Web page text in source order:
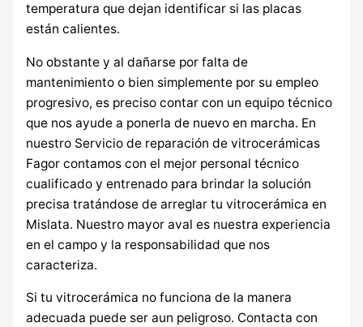
temperatura que dejan identificar si las placas
están calientes.
No obstante y al dañarse por falta de
mantenimiento o bien simplemente por su empleo
progresivo, es preciso contar con un equipo técnico
que nos ayude a ponerla de nuevo en marcha. En
nuestro Servicio de reparación de vitrocerámicas
Fagor contamos con el mejor personal técnico
cualificado y entrenado para brindar la solución
precisa tratándose de arreglar tu vitrocerámica en
Mislata. Nuestro mayor aval es nuestra experiencia
en el campo y la responsabilidad que nos
caracteriza.
Si tu vitrocerámica no funciona de la manera
adecuada puede ser aun peligroso. Contacta con